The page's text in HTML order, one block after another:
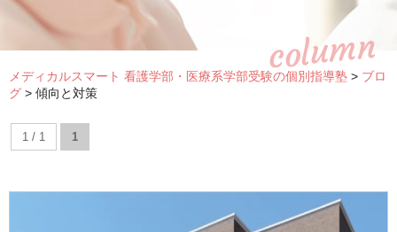
column
メディカルスマート 看護学部・医療系学部受験の個別指導塾 > ブロ
グ > 傾向と対策
1 / 1 1